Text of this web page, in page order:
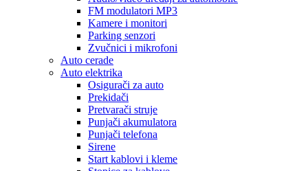
FM modulatori MP3
Kamere i monitori
Parking senzori
Zvučnici i mikrofoni
Auto cerade
Auto elektrika
Osigurači za auto
Prekidači
Pretvarači struje
Punjači akumulatora
Punjači telefona
Sirene
Start kablovi i kleme